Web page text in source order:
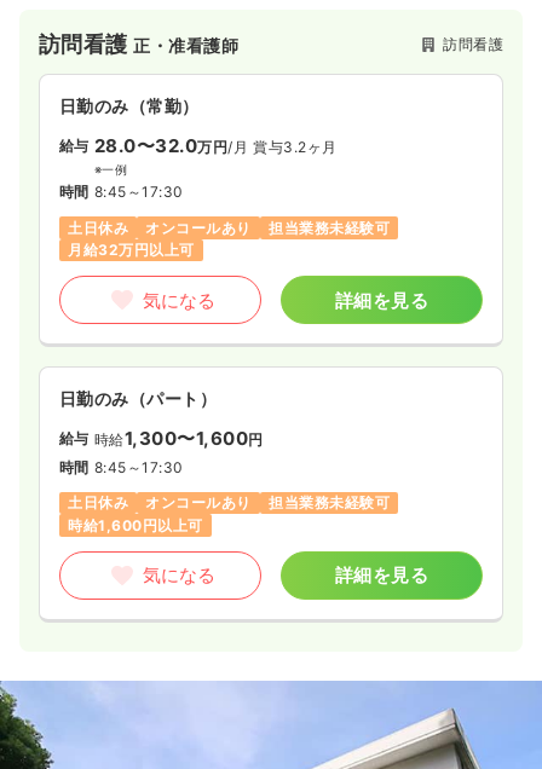
会社では通所施設を3事業所展開して、地域を支えている企業で
す。
訪問看護正・准看護師 訪問看護
日勤のみ（常勤）
給与 28.0〜32.0万円/月 賞与3.2ヶ月
※一例
時間 8:45～17:30
土日休み
オンコールあり
担当業務未経験可
月給32万円以上可
気になる 詳細を見る
日勤のみ（パート）
給与 時給1,300〜1,600円
時間 8:45～17:30
土日休み
オンコールあり
担当業務未経験可
時給1,600円以上可
気になる 詳細を見る